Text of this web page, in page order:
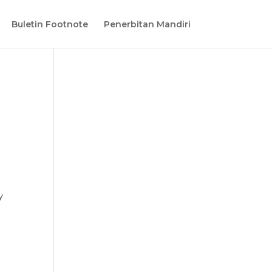
Buletin Footnote Penerbitan Mandiri